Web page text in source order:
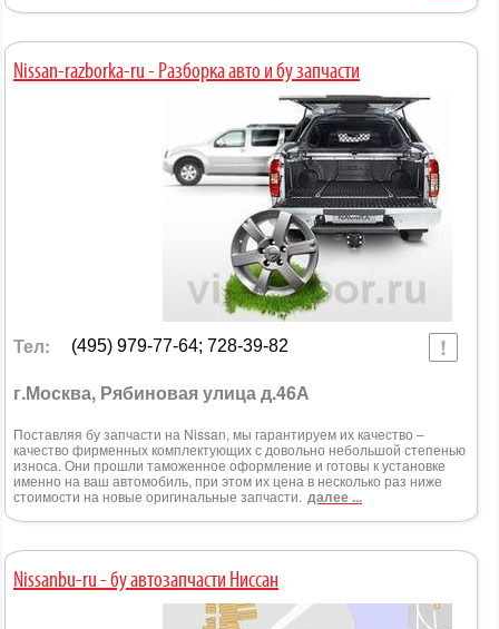
Nissan-razborka-ru - Разборка авто и бу запчасти
Тел: (495) 979-77-64; 728-39-82
г.Москва, Рябиновая улица д.46А
Поставляя бу запчасти на Nissan, мы гарантируем их качество –
качество фирменных комплектующих с довольно небольшой степенью
износа. Они прошли таможенное оформление и готовы к установке
именно на ваш автомобиль, при этом их цена в несколько раз ниже
стоимости на новые оригинальные запчасти. далее ...
Nissanbu-ru - бу автозапчасти Ниссан